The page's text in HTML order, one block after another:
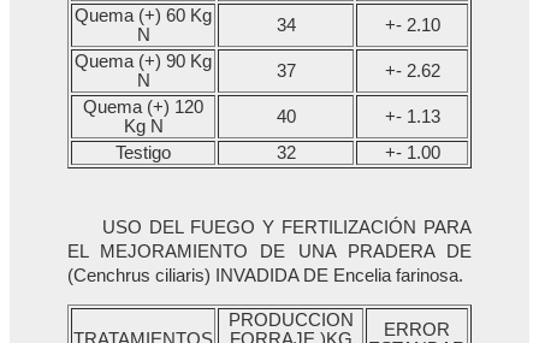
Quema (+) 60 Kg
N
34
+- 2.10
Quema (+) 90 Kg
N
37
+- 2.62
Quema (+) 120
Kg N
40
+- 1.13
Testigo
32 +- 1.00
USO DEL FUEGO Y FERTILIZACIÓN PARA
EL MEJORAMIENTO DE UNA PRADERA DE
(Cenchrus ciliaris) INVADIDA DE Encelia farinosa.
PRODUCCION
ERROR